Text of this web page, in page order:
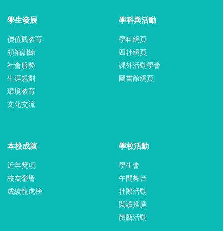
學生發展
價值觀教育
領袖訓練
社會服務
生涯規劃
環境教育
文化交流
學科與活動
學科網頁
四社網頁
課外活動學會
圖書館網頁
本校成就
近年獎項
校友榮譽
成績龍虎榜
學校活動
學生會
午間舞台
社際活動
閱讀推廣
體藝活動